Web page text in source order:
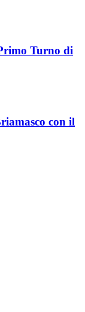
Turno di
con il